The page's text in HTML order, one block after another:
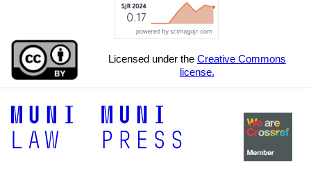
Licensed under the Creative Commons
license.